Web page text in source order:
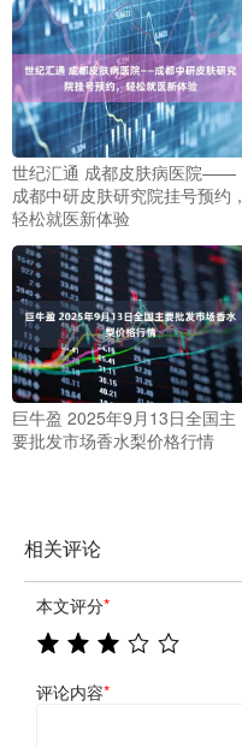
世纪汇通 成都皮肤病医院——
成都中研皮肤研究院挂号预约，
轻松就医新体验
巨牛盈 2025年9月13日全国主
要批发市场香水梨价格行情
相关评论
本文评分*
评论内容*